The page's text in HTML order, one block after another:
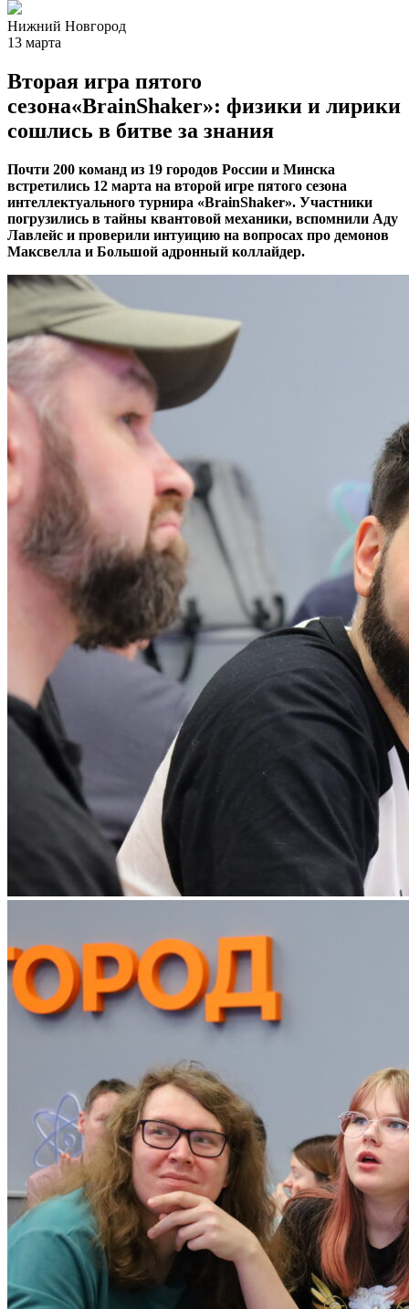
Нижний Новгород
13 марта
Вторая игра пятого
сезона«BrainShaker»: физики и лирики
сошлись в битве за знания
Почти 200 команд из 19 городов России и Минска
встретились 12 марта на второй игре пятого сезона
интеллектуального турнира «BrainShaker». Участники
погрузились в тайны квантовой механики, вспомнили Аду
Лавлейс и проверили интуицию на вопросах про демонов
Максвелла и Большой адронный коллайдер.